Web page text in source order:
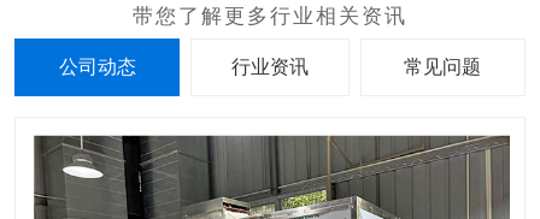
公司动态 行业资讯 常见问题